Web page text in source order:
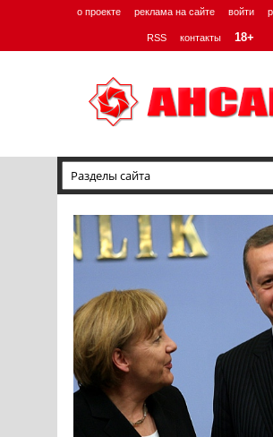
о проекте реклама на сайте войти
RSS контакты 18+